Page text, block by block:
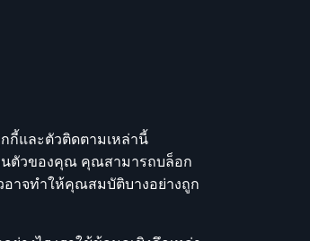
กี้และตัวติดตามเหล่านี้
นตัวของคุณ คุณสามารถบล็อก
อาจทำให้คุณสมบัติบางอย่างถูก